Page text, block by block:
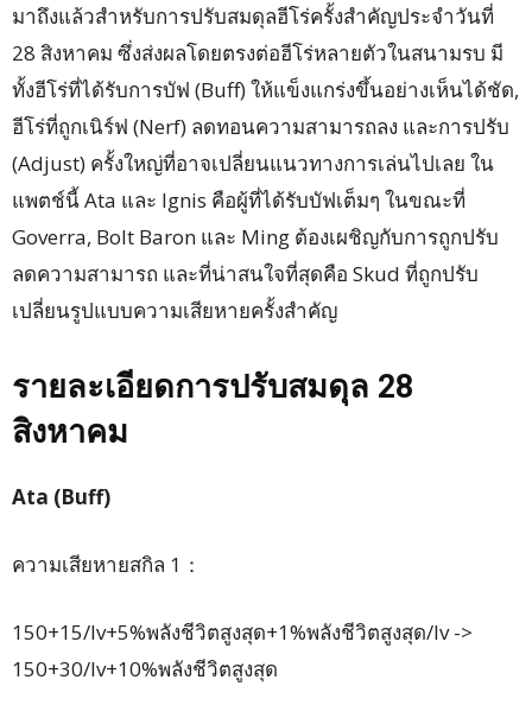
มาถึงแล้วสำหรับการปรับสมดุลฮีโร่ครั้งสำคัญประจำวันที่
28 สิงหาคม ซึ่งส่งผลโดยตรงต่อฮีโร่หลายตัวในสนามรบ มี
ทั้งฮีโร่ที่ได้รับการบัฟ (Buff) ให้แข็งแกร่งขึ้นอย่างเห็นได้ชัด,
ฮีโร่ที่ถูกเนิร์ฟ (Nerf) ลดทอนความสามารถลง และการปรับ
(Adjust) ครั้งใหญ่ที่อาจเปลี่ยนแนวทางการเล่นไปเลย ใน
แพตช์นี้ Ata และ Ignis คือผู้ที่ได้รับบัฟเต็มๆ ในขณะที่
Goverra, Bolt Baron และ Ming ต้องเผชิญกับการถูกปรับ
ลดความสามารถ และที่น่าสนใจที่สุดคือ Skud ที่ถูกปรับ
เปลี่ยนรูปแบบความเสียหายครั้งสำคัญ
รายละเอียดการปรับสมดุล 28
สิงหาคม
Ata (Buff)
ความเสียหายสกิล 1：
150+15/lv+5%พลังชีวิตสูงสุด+1%พลังชีวิตสูงสุด/lv ->
150+30/lv+10%พลังชีวิตสูงสุด